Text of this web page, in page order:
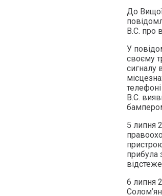
До
В.С. про
У
своєму
сигналу
В.С.
5 липня
прибула
6 липня